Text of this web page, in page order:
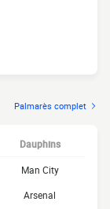
Palmarès complet
Dauphins
Man City
Arsenal